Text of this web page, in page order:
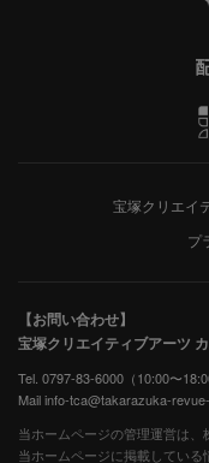
宝塚クリエイ
プ
【お問い合わせ】
宝塚クリエイティブアーツ
Tel. 0797-83-6000（10:00〜
Mail info-tca@takarazuka-
当ホームページの管理運営は、
当ホームページに掲載してい